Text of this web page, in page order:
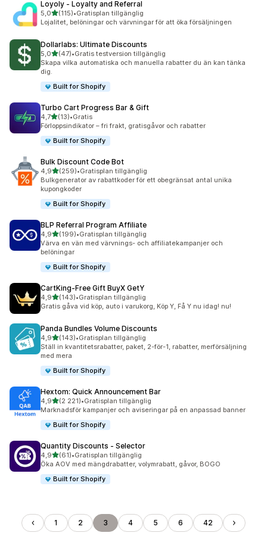
Loyoly ‑ Loyalty and Referral
5,0av 5 stjärnor
(115)
115 recensioner totalt
•Gratisplan tillgänglig
Lojalitet, belöningar och värvningar för att öka försäljningen
Dollarlabs: Ultimate Discounts
5,0av 5 stjärnor
(47)
47 recensioner totalt
•Gratis testversion tillgänglig
Skapa vilka automatiska och manuella rabatter du än kan tänka
dig.
Built for Shopify
Turbo Cart Progress Bar & Gift
4,7av 5 stjärnor
(13)
13 recensioner totalt
•Gratis
Förloppsindikator – fri frakt, gratisgåvor och rabatter
Built for Shopify
Bulk Discount Code Bot
4,9av 5 stjärnor
(259)
259 recensioner totalt
•Gratisplan tillgänglig
Bulkgenerator av rabattkoder för ett obegränsat antal unika
kupongkoder
Built for Shopify
BLP Referral Program Affiliate
4,9av 5 stjärnor
(199)
199 recensioner totalt
•Gratisplan tillgänglig
Värva en vän med värvnings- och affiliatekampanjer och
belöningar
Built for Shopify
CartKing‑Free Gift BuyX GetY
4,9av 5 stjärnor
(143)
143 recensioner totalt
•Gratisplan tillgänglig
Gratis gåva vid köp, auto i varukorg, Köp Y, Få Y nu idag! nu!
Panda Bundles Volume Discounts
4,9av 5 stjärnor
(143)
143 recensioner totalt
•Gratisplan tillgänglig
Ställ in kvantitetsrabatter, paket, 2-för-1, rabatter, merförsäljning
med mera
Built for Shopify
Hextom: Quick Announcement Bar
4,9av 5 stjärnor
(2 221)
2221 recensioner totalt
•Gratisplan tillgänglig
Marknadsför kampanjer och aviseringar på en anpassad banner
Built for Shopify
Quantity Discounts ‑ Selector
4,9av 5 stjärnor
(61)
61 recensioner totalt
•Gratisplan tillgänglig
Öka AOV med mängdrabatter, volymrabatt, gåvor, BOGO
Built for Shopify
1 2 3 4 5 6 42